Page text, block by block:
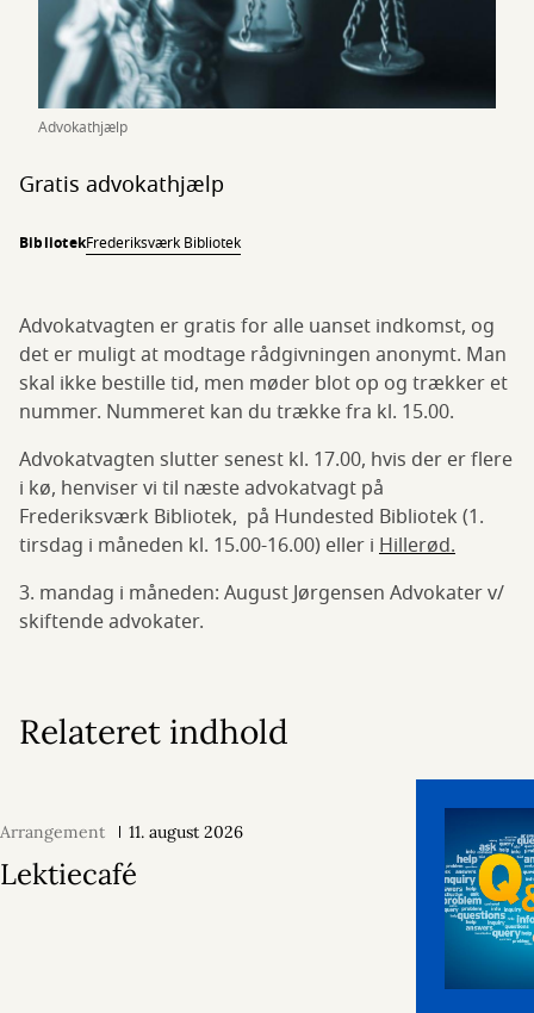
Advokathjælp
Gratis advokathjælp
BibliotekFrederiksværk Bibliotek
Advokatvagten er gratis for alle uanset indkomst, og
det er muligt at modtage rådgivningen anonymt. Man
skal ikke bestille tid, men møder blot op og trækker et
nummer. Nummeret kan du trække fra kl. 15.00.
Advokatvagten slutter senest kl. 17.00, hvis der er flere
i kø, henviser vi til næste advokatvagt på
Frederiksværk Bibliotek, på Hundested Bibliotek (1.
tirsdag i måneden kl. 15.00-16.00) eller i Hillerød.
3. mandag i måneden: August Jørgensen Advokater v/
skiftende advokater.
Relateret indhold
Arrangement 11. august 2026
Lektiecafé